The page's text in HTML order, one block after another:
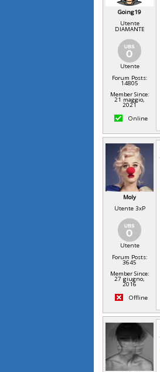
Going19
Utente
DIAMANTE
Utente
Forum Posts:
14805
Member Since:
21 maggio,
2021
Online
Moly
Utente 3xP
Utente
Forum Posts:
3645
Member Since:
27 giugno,
2016
Offline